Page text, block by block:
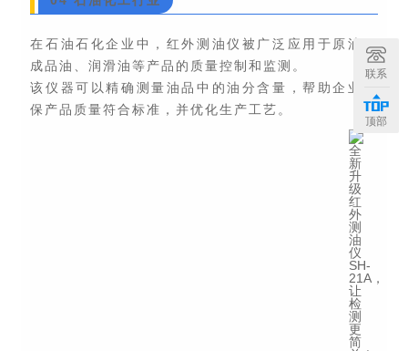
在石油石化企业中，红外测油仪被广泛应用于原油、
成品油、润滑油等产品的质量控制和监测。
该仪器可以精确测量油品中的油分含量，帮助企业确
保产品质量符合标准，并优化生产工艺。
联系
顶部